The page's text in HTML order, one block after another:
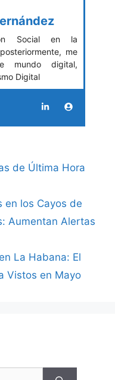
Social en la
me
mundo digital,
Digital
de Última Hora
en los Cayos de
Aumentan Alertas
La Habana: El
Vistos en Mayo